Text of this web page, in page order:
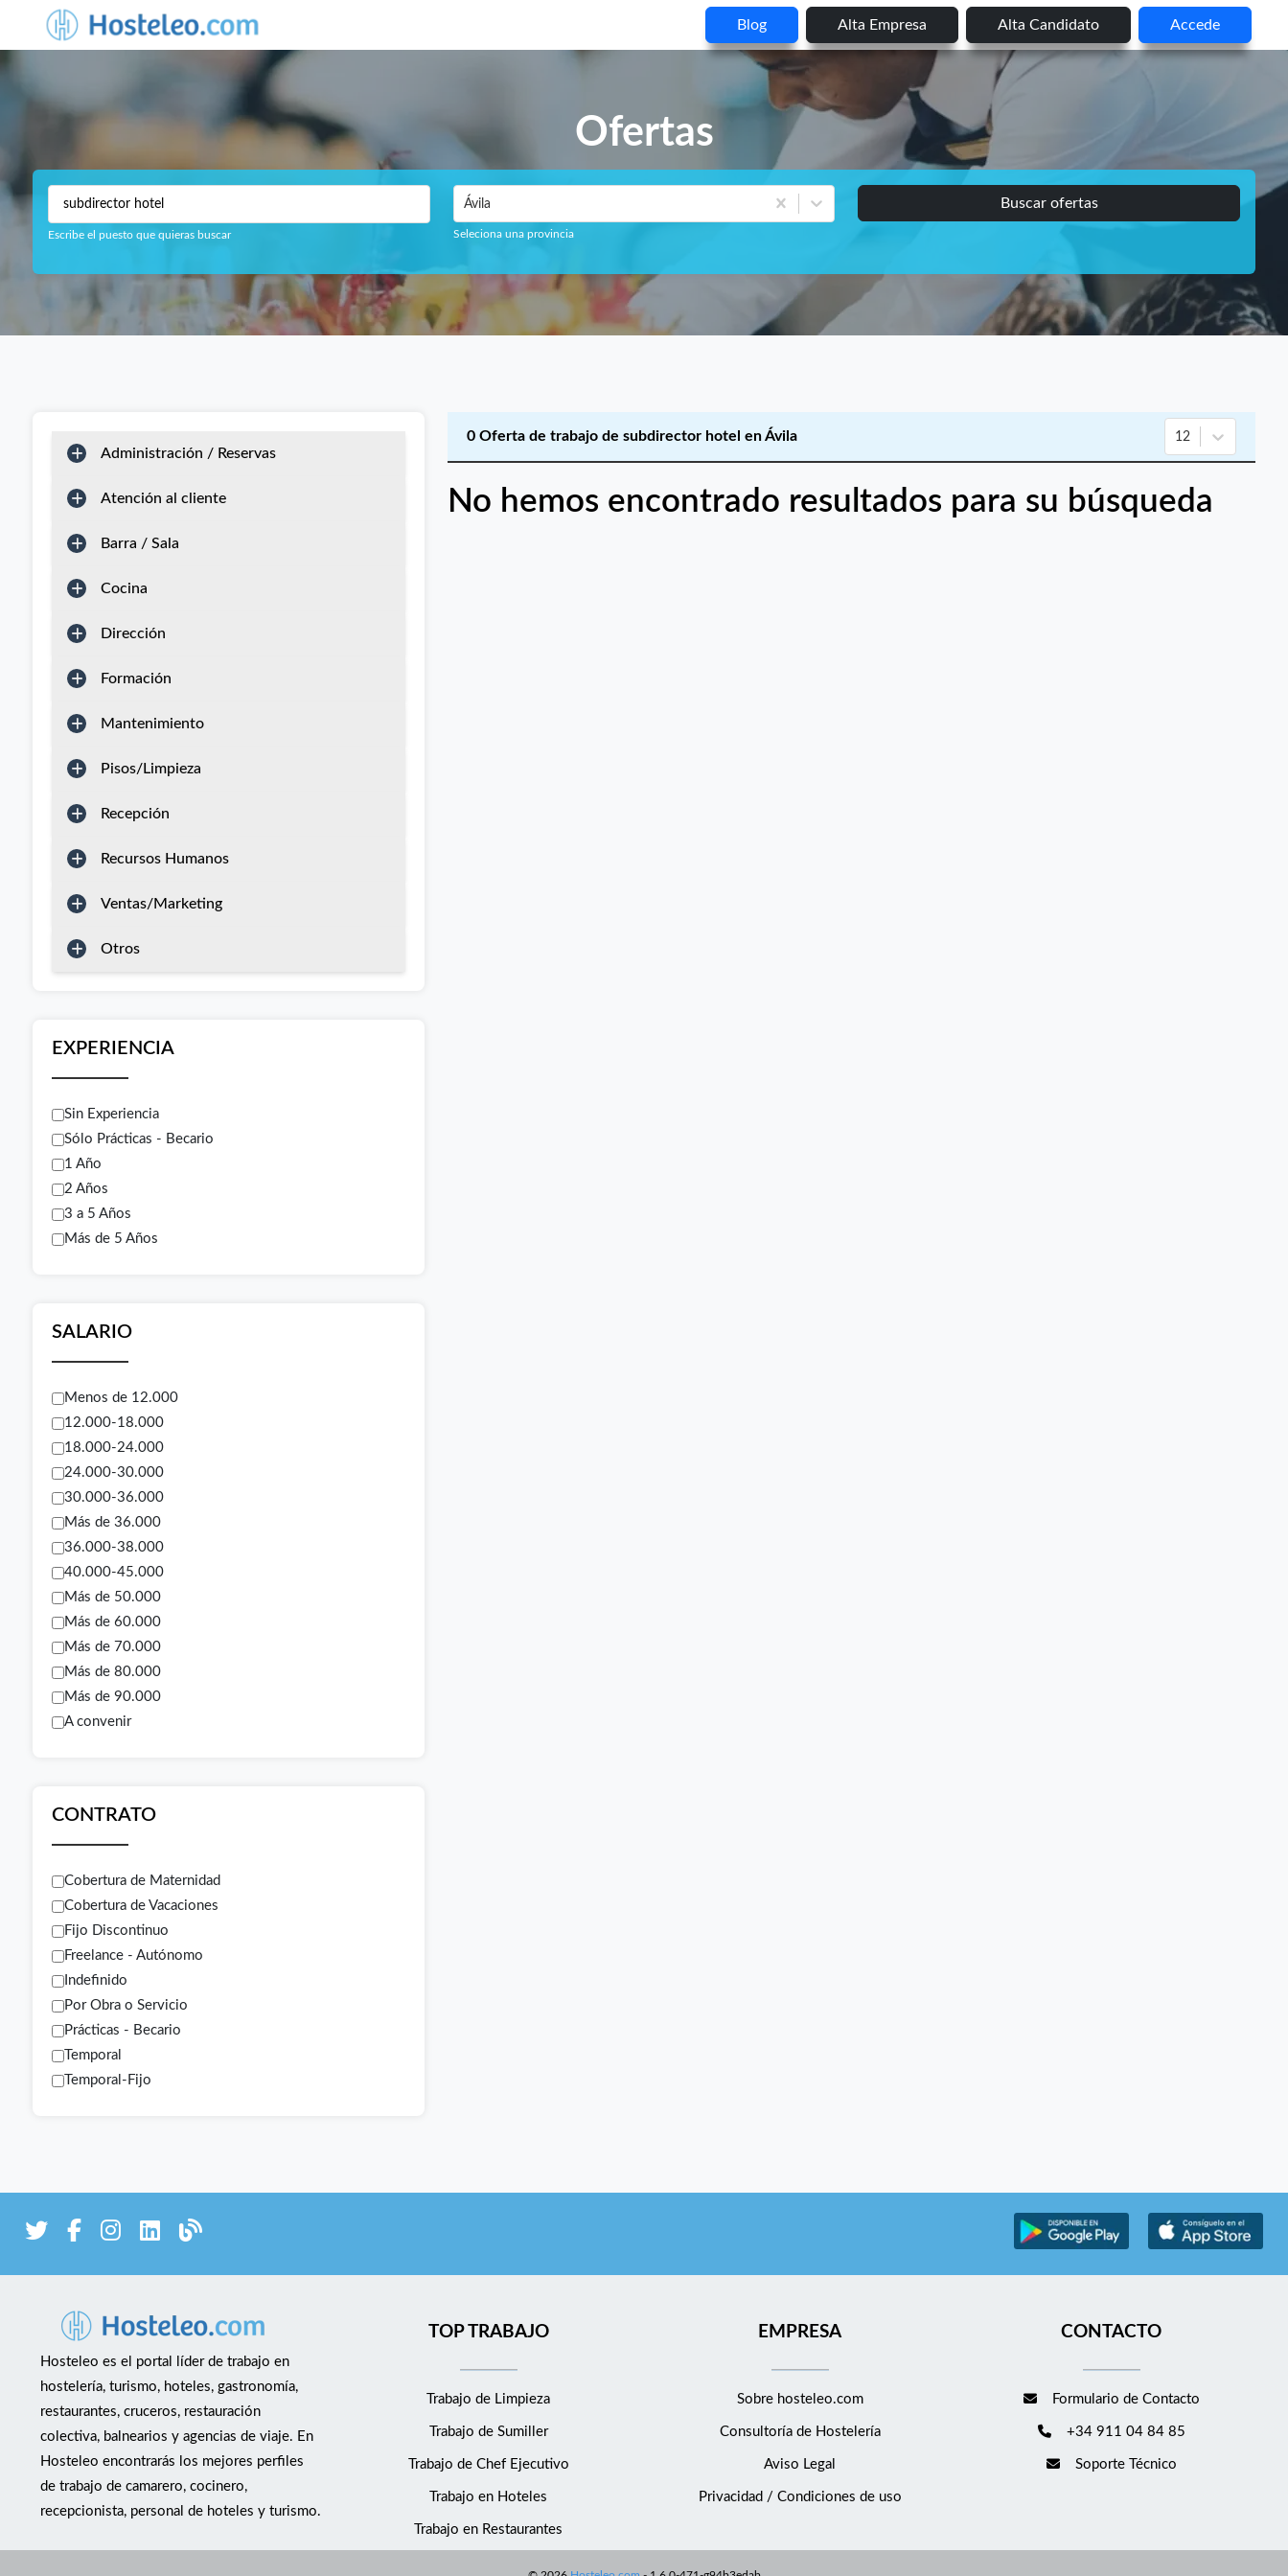
Blog Alta Empresa Alta Candidato Accede
Ofertas
Escribe el puesto que quieras buscar
Ávila
Seleciona una provincia
Buscar ofertas
Administración / Reservas
Atención al cliente
Barra / Sala
Cocina
Dirección
Formación
Mantenimiento
Pisos/Limpieza
Recepción
Recursos Humanos
Ventas/Marketing
Otros
EXPERIENCIA
Sin Experiencia
Sólo Prácticas - Becario
1 Año
2 Años
3 a 5 Años
Más de 5 Años
SALARIO
Menos de 12.000
12.000-18.000
18.000-24.000
24.000-30.000
30.000-36.000
Más de 36.000
36.000-38.000
40.000-45.000
Más de 50.000
Más de 60.000
Más de 70.000
Más de 80.000
Más de 90.000
A convenir
CONTRATO
Cobertura de Maternidad
Cobertura de Vacaciones
Fijo Discontinuo
Freelance - Autónomo
Indefinido
Por Obra o Servicio
Prácticas - Becario
Temporal
Temporal-Fijo
0 Oferta de trabajo de subdirector hotel en Ávila 12
No hemos encontrado resultados para su búsqueda
Hosteleo es el portal líder de trabajo en
hostelería, turismo, hoteles, gastronomía,
restaurantes, cruceros, restauración
colectiva, balnearios y agencias de viaje. En
Hosteleo encontrarás los mejores perfiles
de trabajo de camarero, cocinero,
recepcionista, personal de hoteles y turismo.
TOP TRABAJO
Trabajo de Limpieza
Trabajo de Sumiller
Trabajo de Chef Ejecutivo
Trabajo en Hoteles
Trabajo en Restaurantes
EMPRESA
Sobre hosteleo.com
Consultoría de Hostelería
Aviso Legal
Privacidad / Condiciones de uso
CONTACTO
Formulario de Contacto
+34 911 04 84 85
Soporte Técnico